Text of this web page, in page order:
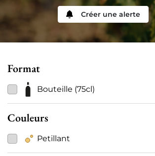
Créer une alerte
Format
Bouteille (75cl)
Couleurs
Petillant